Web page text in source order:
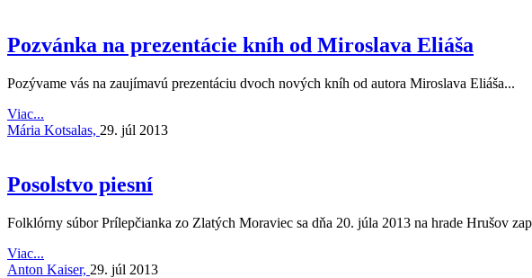
Pozvánka na prezentácie kníh od Miroslava Eliáša
Pozývame vás na zaujímavú prezentáciu dvoch nových kníh od autora Miroslava Eliáša...
Viac...
Mária Kotsalas, 29. júl 2013
Posolstvo piesní
Folklórny súbor Prílepčianka zo Zlatých Moraviec sa dňa 20. júla 2013 na hrade Hrušov
Viac...
Anton Kaiser, 29. júl 2013